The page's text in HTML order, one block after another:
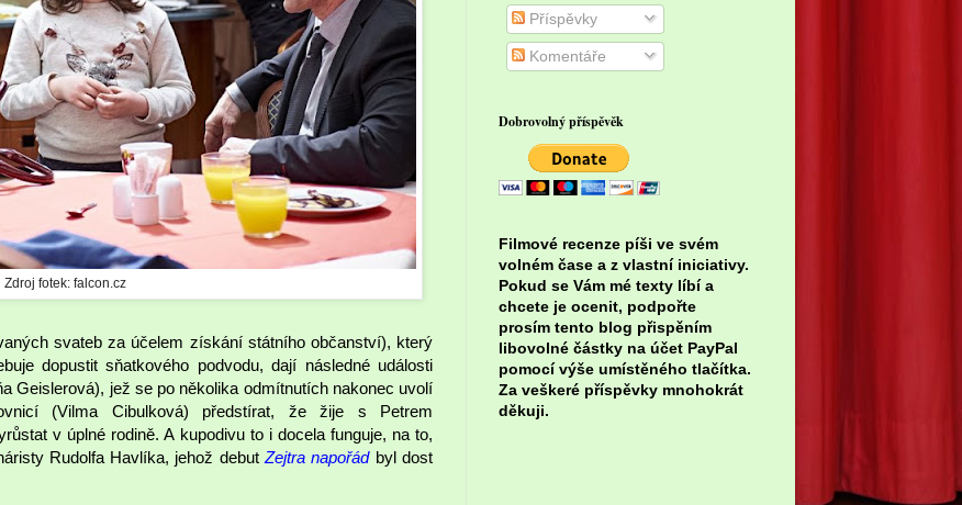
Zdroj fotek: falcon.cz
svateb za účelem získání státního občanství), který
dopustit sňatkového podvodu, dají následné události
Geislerová), jež se po několika odmítnutích nakonec uvolí
(Vilma Cibulková) předstírat, že žije s Petrem
v úplné rodině. A kupodivu to i docela funguje, na to,
Rudolfa Havlíka, jehož debutZejtra napořádbyl dost
Příspěvky
Komentáře
Dobrovolný příspěvěk
Filmové recenze píši ve svém
volném čase a z vlastní iniciativy.
Pokud se Vám mé texty líbí a
chcete je ocenit, podpořte
prosím tento blog přispěním
libovolné částky na účet PayPal
pomocí výše umístěného tlačítka.
Za veškeré příspěvky mnohokrát
děkuji.